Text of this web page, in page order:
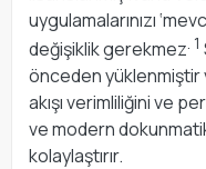
uygulamalarınızı
değişiklik gerekmez . 1
önceden yüklenmiştir
akışı verimliliğini ve
ve modern
kolaylaştırır.